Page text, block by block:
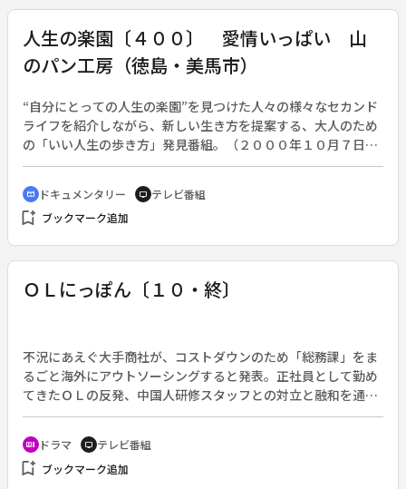
長年に渡ってしのぎを削ってきた。２７年前の最初の出会いの
時と変わらず、盤面を介して互いと向き合い続ける森内と羽
生。番組は棋士２人の人生の歩みを織り込みながら、勝負師た
ちのドラマを描く。
人生の楽園〔４００〕 愛情いっぱい 山
のパン工房（徳島・美馬市）
“自分にとっての人生の楽園”を見つけた人々の様々なセカンド
ライフを紹介しながら、新しい生き方を提案する、大人のため
の「いい人生の歩き方」発見番組。（２０００年１０月７日放
送開始）◆徳島県美馬市で５年前からパン工房を始めた藤尾絹
代さん（５４歳）と良信さん（５８歳）。電気メーカーで夫婦
共働きだった２人。先に早期退職した絹代さんはパン工房を開
きたいという夢を見つける。しかし退職後、農業を始めようと
持ちを悟った良信さんは、パン工房の開業を全面的にバックア
ップ。絹代さんの夢のパン工房は、家族や仲間たちの愛情に支
えられて実現した。
cinematic_blur ドキュメンタリー tv テレビ番組
bookmark_add ブックマーク追加
ＯＬにっぽん〔１０・終〕
不況にあえぐ大手商社が、コストダウンのため「総務課」をま
るごと海外にアウトソーシングすると発表。正社員として勤め
てきたＯＬの反発、中国人研修スタッフとの対立と融和を通し
て、労働と生き方を見つめなおす。（２００８年１０月８日～
１２月１０日放送、全１０回）◆小旗（阿部サダヲ）のクビを
知った島子（観月ありさ）は、小旗を探し、クビになった理由
を問いただすが、小旗は本当の理由を告げようとはしない。後
recent_actors ドラマ tv テレビ番組
bookmark_add ブックマーク追加